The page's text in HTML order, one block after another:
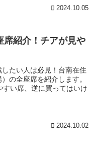
2024.10.05
席紹介！チアが見や
たい人は必見！台南在住
の全座席を紹介します。
い席、逆に買ってはいけ
2024.10.02